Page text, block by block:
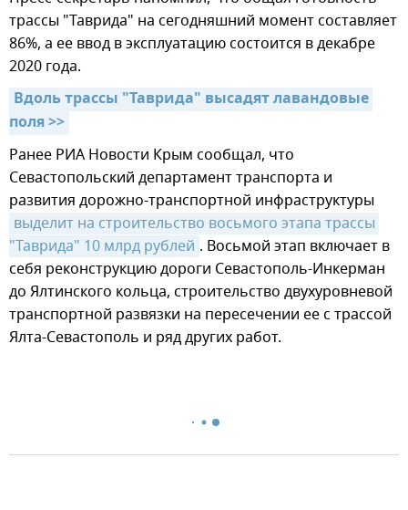
трассы "Таврида" на сегодняшний момент составляет
86%, а ее ввод в эксплуатацию состоится в декабре
2020 года.
Вдоль трассы "Таврида" высадят лавандовые
поля >>
Ранее РИА Новости Крым сообщал, что
Севастопольский департамент транспорта и
развития дорожно-транспортной инфраструктуры
выделит на строительство восьмого этапа трассы
"Таврида" 10 млрд рублей . Восьмой этап включает в
себя реконструкцию дороги Севастополь-Инкерман
до Ялтинского кольца, строительство двухуровневой
транспортной развязки на пересечении ее с трассой
Ялта-Севастополь и ряд других работ.